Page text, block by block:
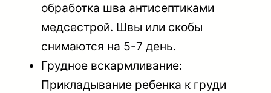
обработка шва антисептиками
медсестрой. Швы или скобы
снимаются на 5-7 день.
Грудное вскармливание:
Прикладывание ребенка к груди